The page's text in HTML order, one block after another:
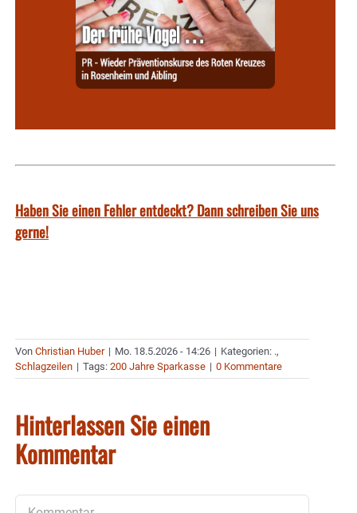
Haben Sie einen Fehler entdeckt? Dann schreiben Sie uns
gerne!
Von Christian Huber | Mo. 18.5.2026 - 14:26 | Kategorien: .,
Schlagzeilen | Tags: 200 Jahre Sparkasse | 0 Kommentare
Hinterlassen Sie einen
Kommentar